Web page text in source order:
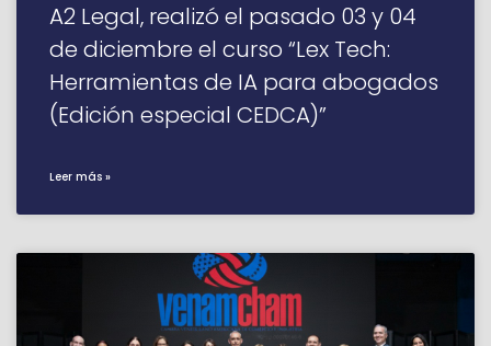
A2 Legal, realizó el pasado 03 y 04
de diciembre el curso “Lex Tech:
Herramientas de IA para abogados
(Edición especial CEDCA)”
Leer más »